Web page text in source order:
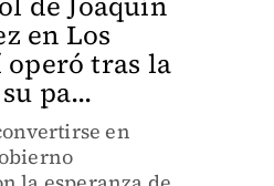
en Los
operó tras la
pa...
en